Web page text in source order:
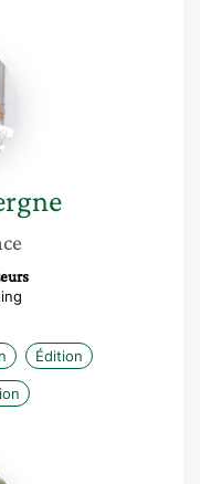
Édition